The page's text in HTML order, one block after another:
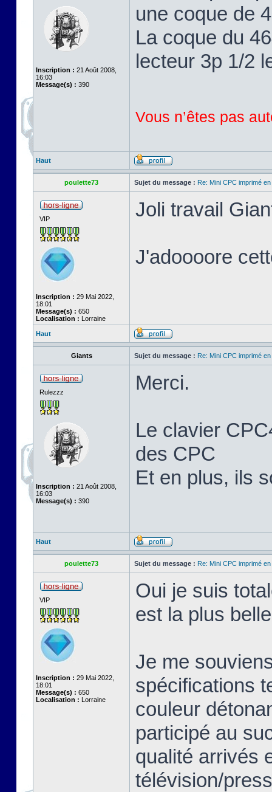
Inscription : 21 Août 2008,
16:03
Message(s) : 390
une coque de
La coque du
lecteur 3p 1/2
Vous n’êtes pas
Haut
poulette73 Sujet du message : Re: Mini CPC imprimé
VIP
Inscription : 29 Mai 2022,
18:01
Message(s) : 650
Localisation : Lorraine
Joli travail
J'adoooore
Haut
Giants Sujet du message : Re: Mini CPC imprimé
Rulezzz
Inscription : 21 Août 2008,
16:03
Message(s) : 390
Merci.
Le clavier
des CPC
Et en plus, ils
Haut
poulette73 Sujet du message : Re: Mini CPC imprimé
VIP
Inscription : 29 Mai 2022,
18:01
Message(s) : 650
Localisation : Lorraine
Oui je suis
est la plus
Je me
spécifications
couleur
participé au
qualité arrivés
télévision/